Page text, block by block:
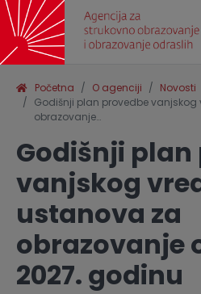
Početna O agenciji
Novosti
Godišnji plan provedbe
obrazovanje…
Godišnji
vanjskog
ustanova za
obrazovanje
2027. godinu